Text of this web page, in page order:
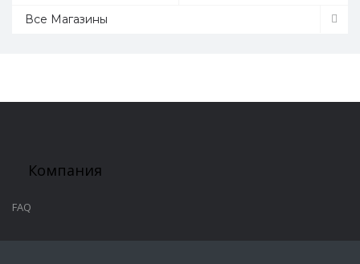
Все Магазины
Компания
FAQ